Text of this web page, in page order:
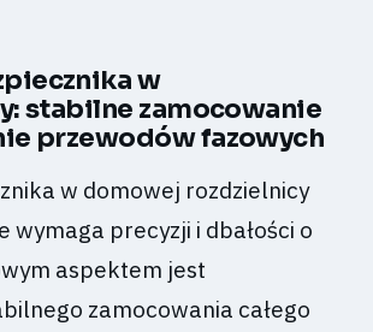
w
stabilne zamocowanie
przewodów fazowych
w domowej rozdzielnicy
wymaga precyzji i dbałości o
aspektem jest
zamocowania całego